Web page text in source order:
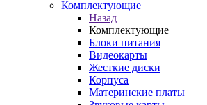
Комплектующие
Назад
Комплектующие
Блоки питания
Видеокарты
Жесткие диски
Корпуса
Материнские платы